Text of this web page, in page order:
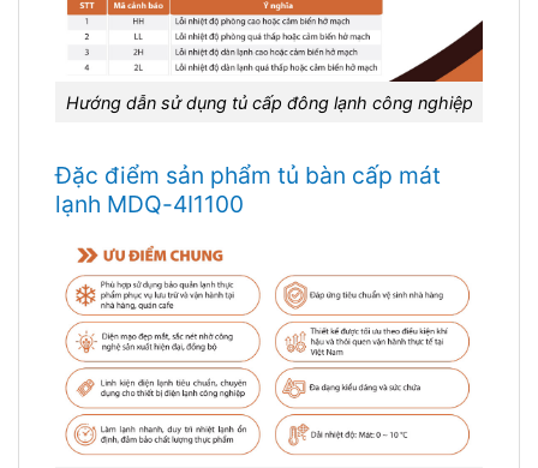
Hướng dẫn sử dụng tủ cấp đông lạnh công nghiệp
Đặc điểm sản phẩm tủ bàn cấp mát
lạnh MDQ-4I1100